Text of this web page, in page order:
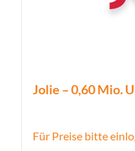
Jolie – 0,60 Mio.
Für Preise bitte